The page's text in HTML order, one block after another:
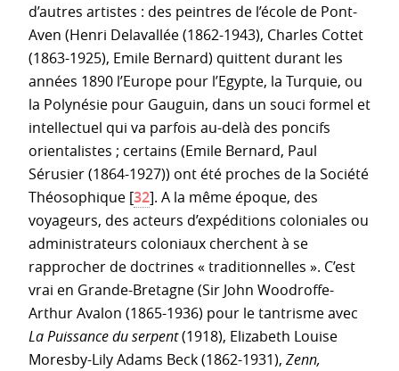
d’autres artistes : des peintres de l’école de Pont-
Aven (Henri Delavallée (1862-1943), Charles Cottet
(1863-1925), Emile Bernard) quittent durant les
années 1890 l’Europe pour l’Egypte, la Turquie, ou
la Polynésie pour Gauguin, dans un souci formel et
intellectuel qui va parfois au-delà des poncifs
orientalistes ; certains (Emile Bernard, Paul
Sérusier (1864-1927)) ont été proches de la Société
Théosophique [32]. A la même époque, des
voyageurs, des acteurs d’expéditions coloniales ou
administrateurs coloniaux cherchent à se
rapprocher de doctrines « traditionnelles ». C’est
vrai en Grande-Bretagne (Sir John Woodroffe-
Arthur Avalon (1865-1936) pour le tantrisme avec
La Puissance du serpent(1918), Elizabeth Louise
Moresby-Lily Adams Beck (1862-1931), Zenn,